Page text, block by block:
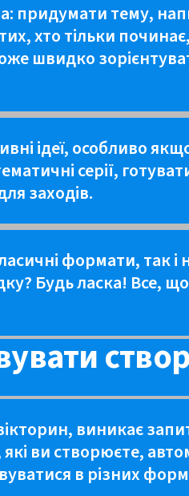
придумати тему,
хто тільки
швидко
ідеї, особливо
серії,
заходів.
формати, так і
Будь ласка! Все,
виникає
ви створюєте,
в різних